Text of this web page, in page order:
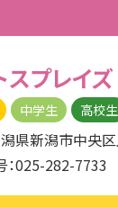
スプレイズ
中学生 高校生
潟県新潟市中央
：025-282-7733